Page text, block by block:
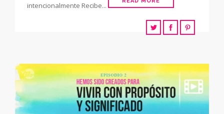
intencionalmente Recibe...